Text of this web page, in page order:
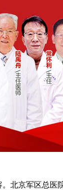
京军区总医